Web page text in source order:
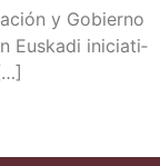
y Gobierno
Eus­ka­di ini­cia­ti­